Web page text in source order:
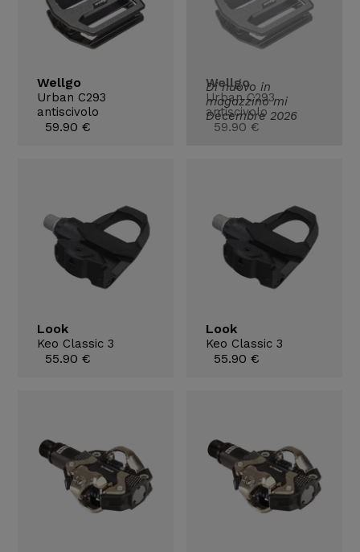
Wellgo
Urban C293
antiscivolo
59.90 €
Wellgo
Urban C293
antiscivolo
59.90 €
Di nuovo in
magazzino mi
Décembre 2026
Look
Keo Classic 3
55.90 €
Look
Keo Classic 3
55.90 €